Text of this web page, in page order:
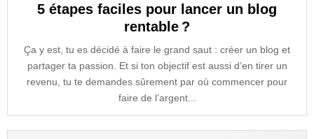
5 étapes faciles pour lancer un blog
rentable ?
Ça y est, tu es décidé à faire le grand saut : créer un blog et
partager ta passion. Et si ton objectif est aussi d’en tirer un
revenu, tu te demandes sûrement par où commencer pour
faire de l’argent...